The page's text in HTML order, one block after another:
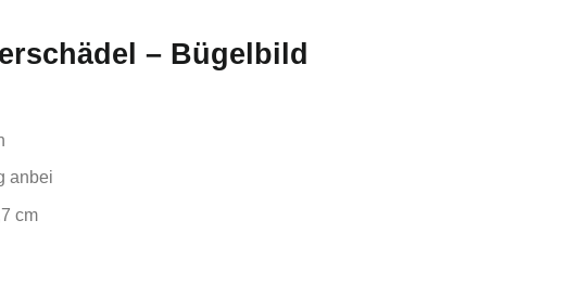
– Bügelbild
anbei
cm